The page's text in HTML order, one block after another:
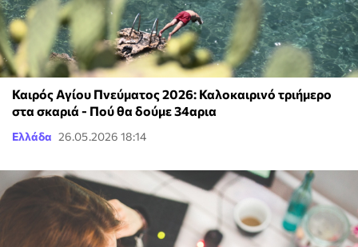
Καιρός Αγίου Πνεύματος 2026: Καλοκαιρινό τριήμερο
στα σκαριά - Πού θα δούμε 34αρια
Ελλάδα 26.05.2026 18:14